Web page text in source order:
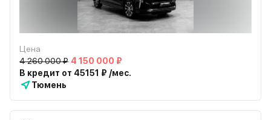
Цена
4 260 000 ₽ 4 150 000 ₽
В кредит от 45151 ₽ /мес.
Тюмень